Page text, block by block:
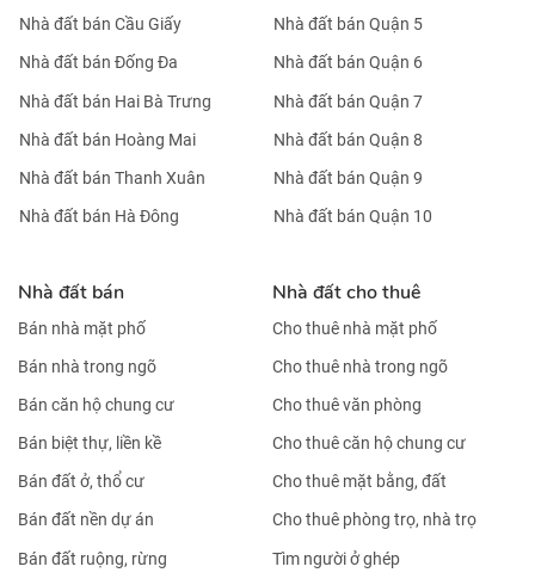
Nhà đất bán Cầu Giấy
Nhà đất bán Đống Đa
Nhà đất bán Hai Bà Trưng
Nhà đất bán Hoàng Mai
Nhà đất bán Thanh Xuân
Nhà đất bán Hà Đông
Nhà đất bán Quận 5
Nhà đất bán Quận 6
Nhà đất bán Quận 7
Nhà đất bán Quận 8
Nhà đất bán Quận 9
Nhà đất bán Quận 10
Nhà đất bán
Bán nhà mặt phố
Bán nhà trong ngõ
Bán căn hộ chung cư
Bán biệt thự, liền kề
Bán đất ở, thổ cư
Bán đất nền dự án
Bán đất ruộng, rừng
Nhà đất cho thuê
Cho thuê nhà mặt phố
Cho thuê nhà trong ngõ
Cho thuê văn phòng
Cho thuê căn hộ chung cư
Cho thuê mặt bằng, đất
Cho thuê phòng trọ, nhà trọ
Tìm người ở ghép